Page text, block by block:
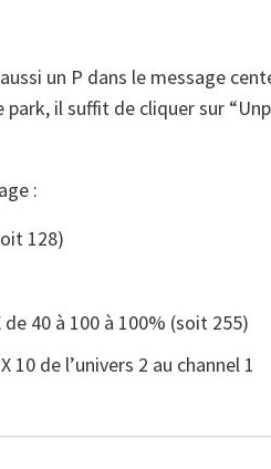
un P dans le message
il suffit de cliquer sur
:
128)
40 à 100 à 100% (soit 255)
10 de l’univers 2 au channel 1